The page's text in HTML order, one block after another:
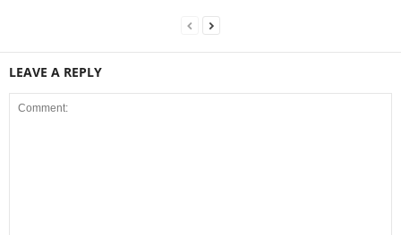
LEAVE A REPLY